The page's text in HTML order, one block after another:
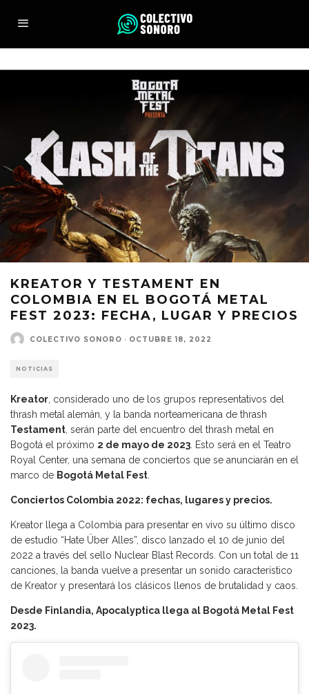
KREATOR Y TESTAMENT EN
COLOMBIA EN EL BOGOTÁ METAL
FEST 2023: FECHA, LUGAR Y PRECIOS
COLECTIVO SONORO · OCTUBRE 18, 2022
NOTICIAS
Kreator , considerado uno de los grupos representativos del
thrash metal alemán, y la banda norteamericana de thrash
Testament , serán parte del encuentro del thrash metal en
Bogotá el próximo 2 de mayo de 2023 . Esto será en el Teatro
Royal Center, una semana de conciertos que se anunciarán en el
marco de Bogotá Metal Fest
Conciertos Colombia 2022: fechas, lugares y precios.
Kreator llega a Colombia para presentar en vivo su último disco
de estudio “Hate Über Alles”, disco lanzado el 10 de junio del
2022 a través del sello Nuclear Blast Records. Con un total de 11
canciones, la banda vuelve a presentar un sonido característico
de Kreator y presentará los clásicos llenos de brutalidad y caos.
Desde Finlandia, Apocalyptica llega al Bogotá Metal Fest
2023.